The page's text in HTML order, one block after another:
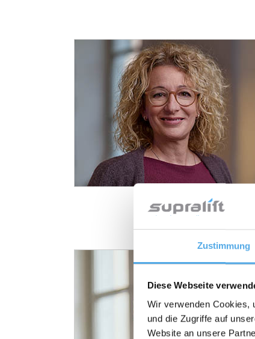
Zustimmung
Diese Webseite
Wir verwenden Cookies,
und die Zugriffe auf
Website an unsere